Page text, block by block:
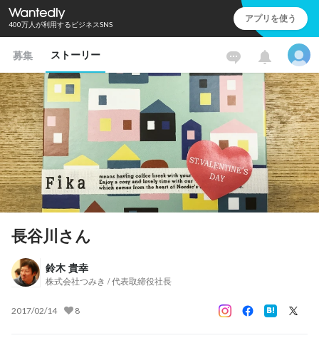
400万人が利用するビジネスSNS アプリを使う
募集 ストーリー
長谷川さん
鈴木 貴幸
株式会社つみき / 代表取締役社長
2017/02/14 8